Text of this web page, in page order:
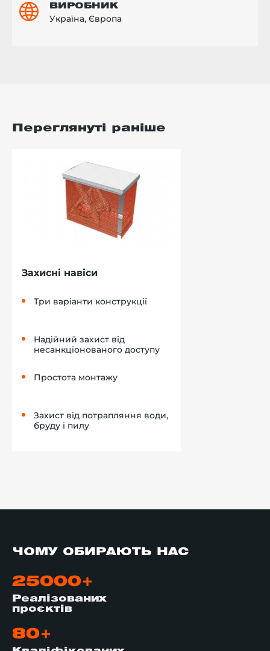
ВИРОБНИК
Україна, Європа
Переглянуті раніше
Захисні навіси
Три варіанти конструкції
Надійний захист від
несанкціонованого доступу
Простота монтажу
Захист від потрапляння води,
бруду і пилу
ЧОМУ ОБИРАЮТЬ НАС
25000+
Реалізованих
проєктів
80+